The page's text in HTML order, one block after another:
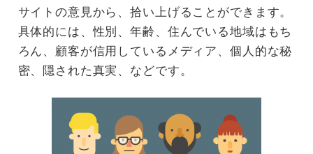
サイトの意見から、拾い上げることができます。
具体的には、性別、年齢、住んでいる地域はもち
ろん、顧客が信用しているメディア、個人的な秘
密、隠された真実、などです。